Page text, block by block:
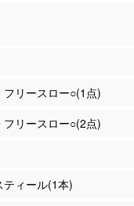
リースロー○(1点)
リースロー○(2点)
ィール(1本)